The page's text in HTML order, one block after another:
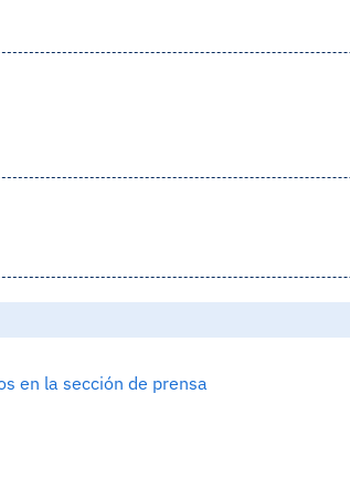
en la sección de prensa